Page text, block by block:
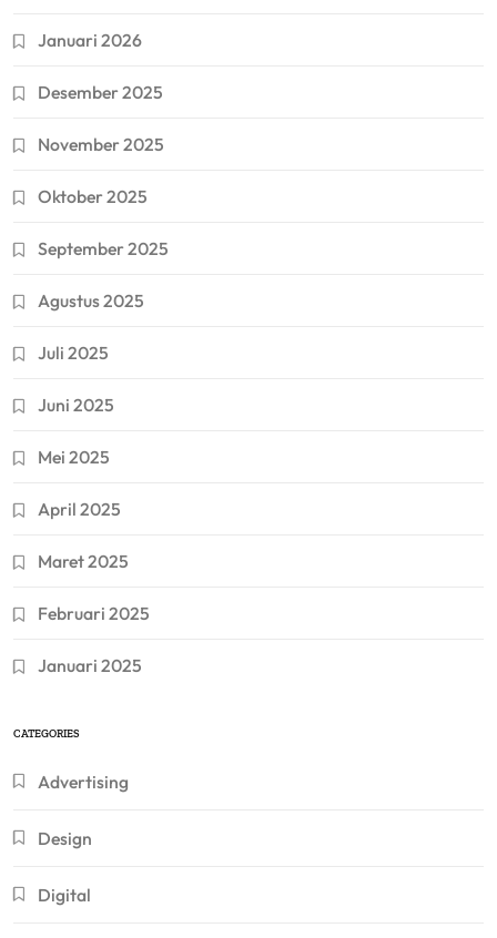
Januari 2026
Desember 2025
November 2025
Oktober 2025
September 2025
Agustus 2025
Juli 2025
Juni 2025
Mei 2025
April 2025
Maret 2025
Februari 2025
Januari 2025
CATEGORIES
Advertising
Design
Digital